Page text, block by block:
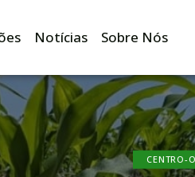
Notícias Sobre Nós
CENTRO-